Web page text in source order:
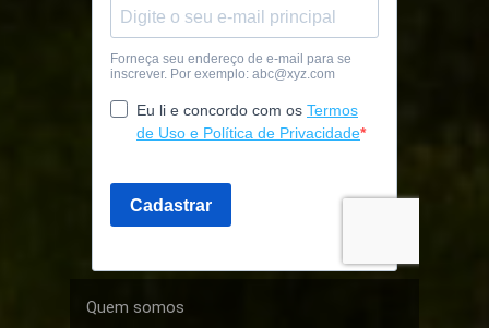
Quem somos